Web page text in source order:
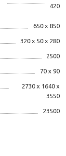
420
650 х 850
320 х 50 х 280
2500
70 х 90
2730 х 1640 х
3550
23500